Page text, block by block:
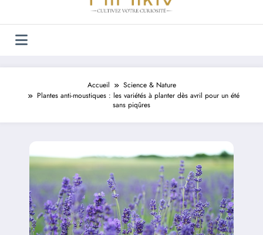
Accueil
Science & Nature
Plantes anti-moustiques : les variétés à planter dès avril pour un été
sans piqûres